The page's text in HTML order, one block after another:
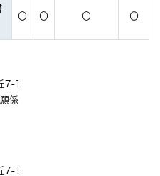
〇 〇 〇 〇
7-1
係
7-1